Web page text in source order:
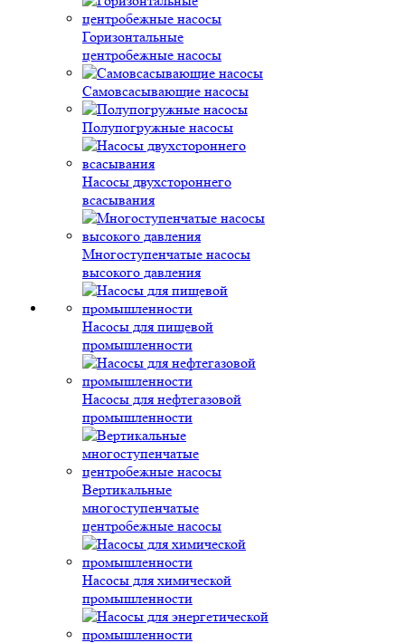
Горизонтальные
центробежные насосы
Самовсасывающие насосы
Полупогружные насосы
Насосы двухстороннего
всасывания
Многоступенчатые насосы
высокого давления
Насосы для пищевой
промышленности
Насосы для нефтегазовой
промышленности
Вертикальные
многоступенчатые
центробежные насосы
Насосы для химической
промышленности